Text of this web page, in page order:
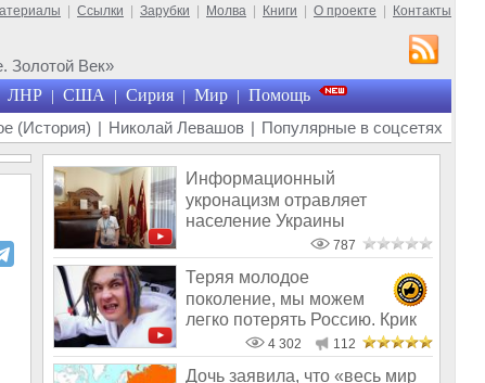
Ссылки Зарубки Молва Книги О проекте Контакты
Золотой Век»
ЛНР | США | Сирия | Мир | Помощь
(История) | Николай Левашов | Популярные в соцсетях
Информационный
укронацизм отравляет
население Украины
787
Теряя молодое
поколение, мы можем
легко потерять Россию. Крик
души родителя
4 302 112
Дочь заявила, что «весь мир